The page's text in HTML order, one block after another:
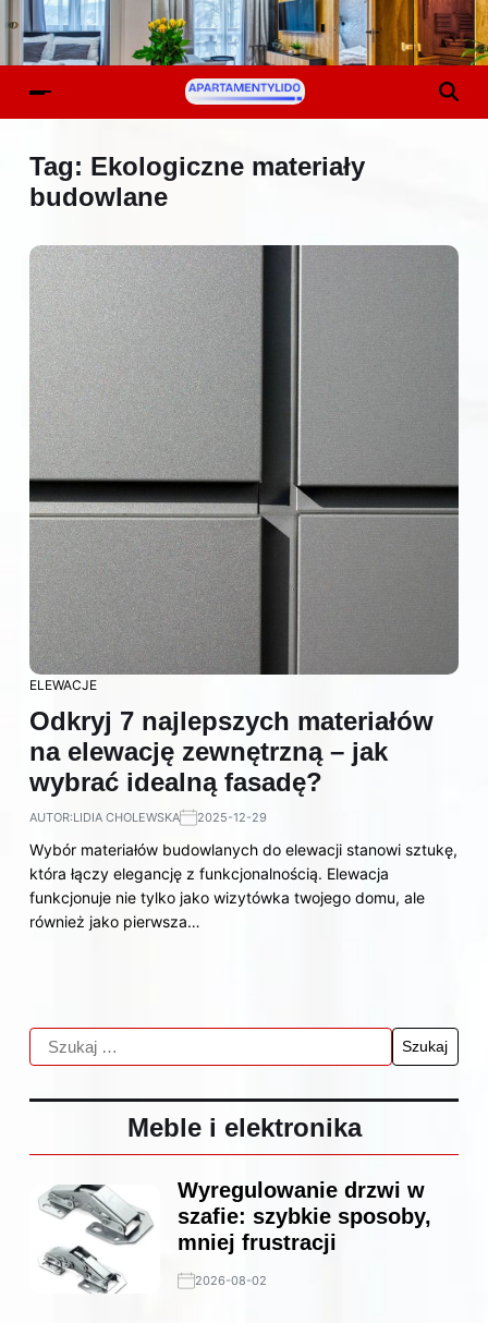
Tag: Ekologiczne materiały
budowlane
ELEWACJE
Odkryj 7 najlepszych materiałów
na elewację zewnętrzną – jak
wybrać idealną fasadę?
AUTOR:LIDIA CHOLEWSKA 2025-12-29
Wybór materiałów budowlanych do elewacji stanowi sztukę,
która łączy elegancję z funkcjonalnością. Elewacja
funkcjonuje nie tylko jako wizytówka twojego domu, ale
również jako pierwsza…
Meble i elektronika
Wyregulowanie drzwi w
szafie: szybkie sposoby,
mniej frustracji
2026-08-02